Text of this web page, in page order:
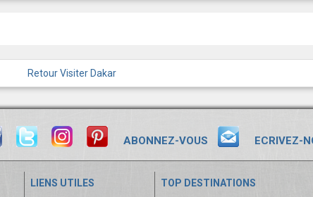
Retour Visiter Dakar
ABONNEZ-VOUS ECRIVEZ-
LIENS UTILES TOP DESTINATIONS